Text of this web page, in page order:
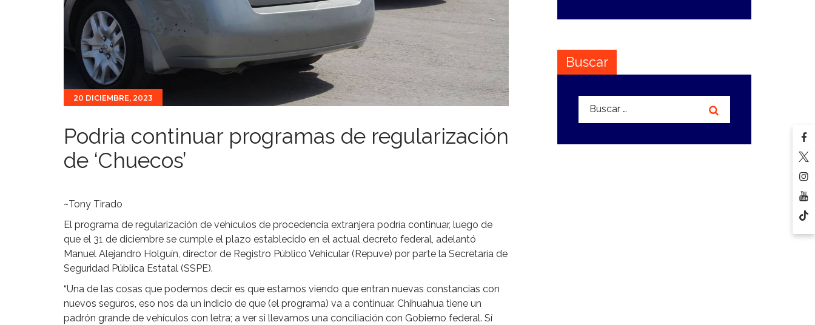
20 DICIEMBRE, 2023
Podria continuar programas de regularización
de ‘Chuecos’
~Tony Tirado
El programa de regularización de vehículos de procedencia extranjera podría continuar, luego de
que el 31 de diciembre se cumple el plazo establecido en el actual decreto federal, adelantó
Manuel Alejandro Holguín, director de Registro Público Vehicular (Repuve) por parte la Secretaría de
Seguridad Pública Estatal (SSPE).
“Una de las cosas que podemos decir es que estamos viendo que entran nuevas constancias con
nuevos seguros, eso nos da un indicio de que (el programa) va a continuar. Chihuahua tiene un
padrón grande de vehículos con letra; a ver si llevamos una conciliación con Gobierno federal. Sí
Buscar
Buscar: